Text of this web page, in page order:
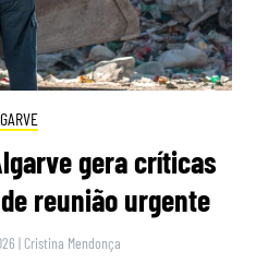
gera críticas
reunião urgente
| Cristina Mendonça